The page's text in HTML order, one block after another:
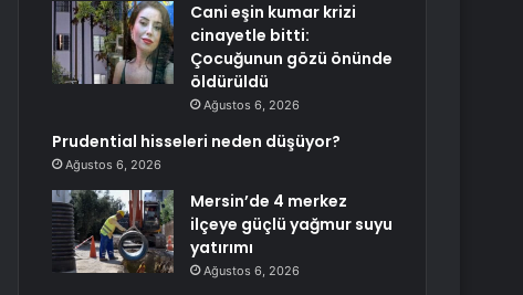
Cani eşin kumar krizi
cinayetle bitti:
Çocuğunun gözü önünde
öldürüldü
Ağustos 6, 2026
Prudential hisseleri neden düşüyor?
Ağustos 6, 2026
Mersin’de 4 merkez
ilçeye güçlü yağmur suyu
yatırımı
Ağustos 6, 2026